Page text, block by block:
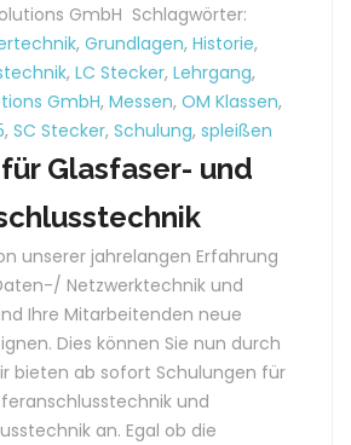
GmbH Schlagwörter:
, Grundlagen, Historie,
, LC Stecker, Lehrgang,
GmbH, Messen, OM Klassen,
, SC Stecker, Schulung, spleißen
Glasfaser- und
unserer jahrelangen Erfahrung
Netzwerktechnik und
Ihre Mitarbeitenden neue
Dies können Sie nun durch
bieten ab sofort Schulungen für
und
an. Egal ob die